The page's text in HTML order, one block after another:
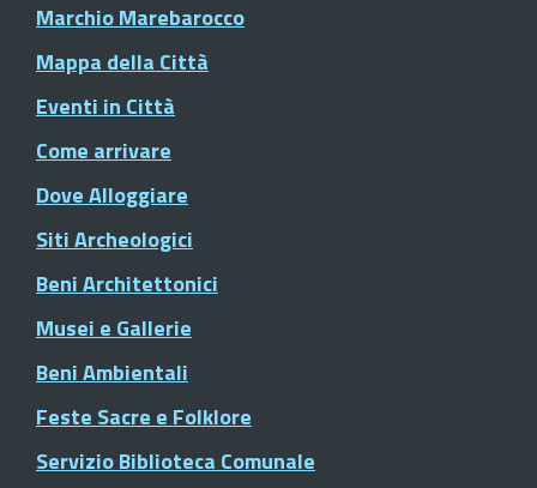
Marchio Marebarocco
Mappa della Città
Eventi in Città
Come arrivare
Dove Alloggiare
Siti Archeologici
Beni Architettonici
Musei e Gallerie
Beni Ambientali
Feste Sacre e Folklore
Servizio Biblioteca Comunale